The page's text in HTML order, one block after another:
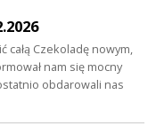
całą Czekoladę nowym,
nam się mocny
obdarowali nas